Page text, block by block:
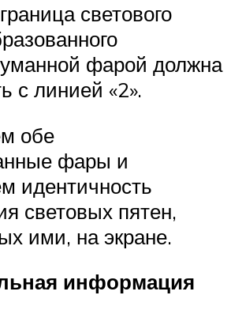
светового
фарой должна
с линией «2».
обе
фары и
идентичность
световых пятен,
ими, на экране.
информация